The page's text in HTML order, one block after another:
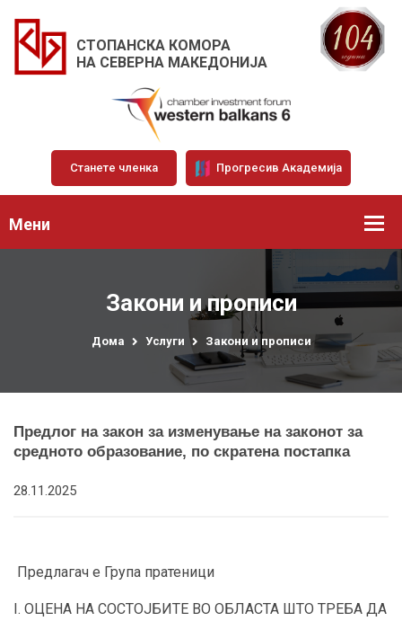
СТОПАНСКА КОМОРА
НА СЕВЕРНА МАКЕДОНИЈА
Станете членка Прогресив Академија
Мени
Закони и прописи
Дома Услуги Закони и прописи
Предлог на закон за изменување на законот за
средното образование, по скратена постапка
28.11.2025
Предлагач е Група пратеници
I. ОЦЕНА НА СОСТОЈБИТЕ ВО ОБЛАСТА ШТО ТРЕБА ДА